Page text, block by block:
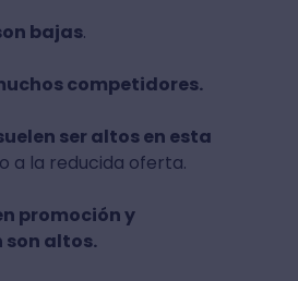
bajas.
competidores.
ser altos en esta
a la reducida oferta.
promoción y
altos.